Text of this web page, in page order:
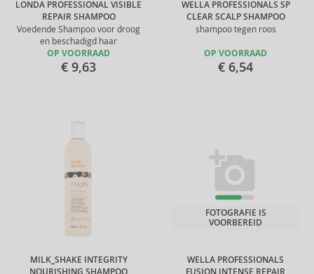
LONDA PROFESSIONAL VISIBLE
REPAIR SHAMPOO
Voedende Shampoo voor droog
en beschadigd haar
OP VOORRAAD
€ 9,63
WELLA PROFESSIONALS SP
CLEAR SCALP SHAMPOO
shampoo tegen roos
OP VOORRAAD
€ 6,54
MILK_SHAKE INTEGRITY
WELLA PROFESSIONALS
FOTOGRAFIE IS
VOORBEREID